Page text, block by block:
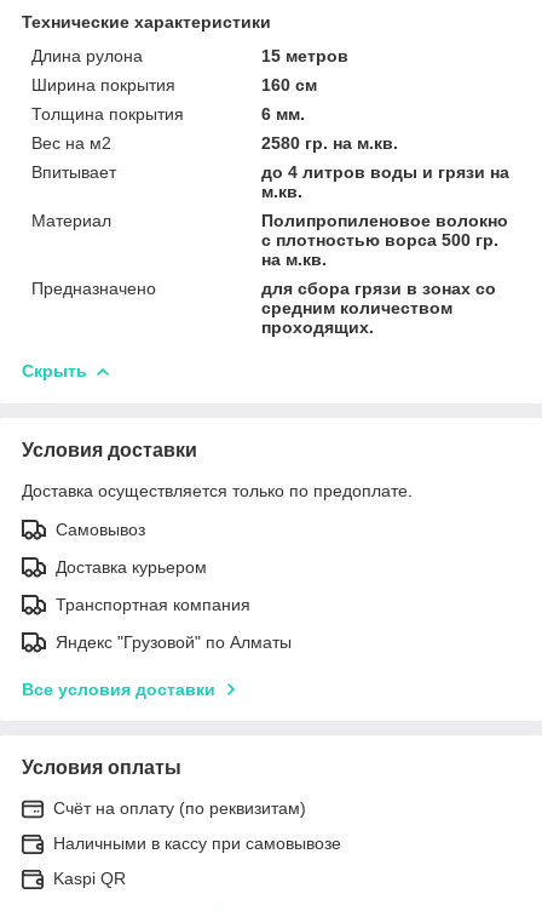
Технические характеристики
Длина рулона
15 метров
Ширина покрытия
160 см
Толщина покрытия
6 мм.
Вес на м2
2580 гр. на м.кв.
Впитывает
до 4 литров воды и грязи на
м.кв.
Материал
Полипропиленовое волокно
с плотностью ворса 500 гр.
на м.кв.
Предназначено
для сбора грязи в зонах со
средним количеством
проходящих.
Скрыть
Условия доставки
Доставка осуществляется только по предоплате.
Самовывоз
Доставка курьером
Транспортная компания
Яндекс "Грузовой" по Алматы
Все условия доставки
Условия оплаты
Счёт на оплату (по реквизитам)
Наличными в кассу при самовывозе
Kaspi QR